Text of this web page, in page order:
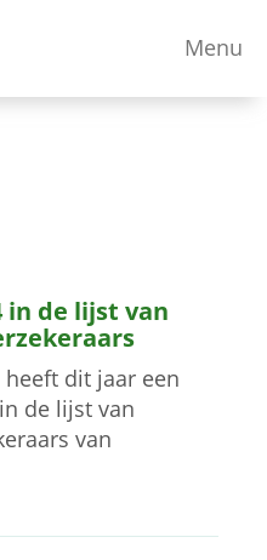
Menu
in de lijst van
heeft dit jaar een
de lijst van
van
lijst van